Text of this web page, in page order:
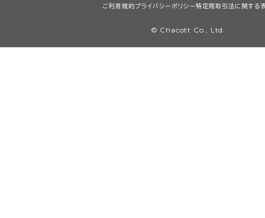
ご利用規約プライバシーポリシー 特定商取引法に関する
© Chacott Co., Ltd.